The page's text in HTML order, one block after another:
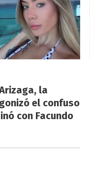
la
el confuso
con Facundo